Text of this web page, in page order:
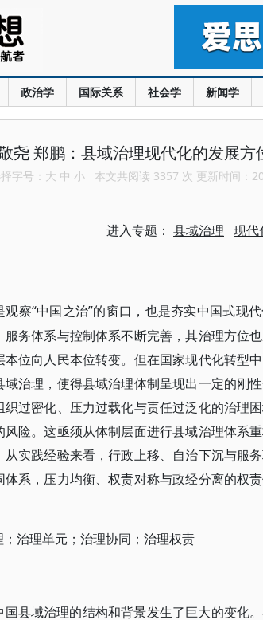
政治学 国际关系 社会学 新闻学
尧 郑鹏：县域治理现代化的发展方
字号： 大 中 小 本文共阅读 3357 次 更新时间：
进入专题： 县域治理 现代
观察“中国之治”的窗口，也是夯实中国式现
务体系与控制体系不断完善，其治理方位
位向人民本位转变。但在国家现代化转型
治理，使得县域治理体制呈现出一定的刚
织过密化、压力过载化与责任过泛化的治理
险。这亟须从体制层面进行县域治理体系
实践经验来看，行政上移、自治下沉与服
系，压力均衡、权责对称与政经分离的权
；治理单元；治理协同；治理权责
县域治理的结构和背景发生了巨大的变化